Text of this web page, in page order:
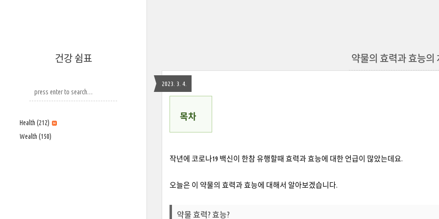
건강 쉼표
Health (212)
Wealth (150)
약물의 효력과 효능의
2023. 3. 4.
목차
작년에 코로나19 백신이 한참 유행할때 효력과 효능에 대한 언급이 많았는데요.
오늘은 이 약물의 효력과 효능에 대해서 알아보겠습니다.
약물 효력? 효능?